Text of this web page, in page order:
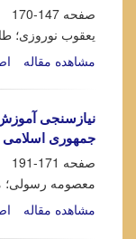
صفحه 147-170
یعقوب نوروزی؛
مشاهده مقاله
نیازسنجی
جمهوری اسلامی
صفحه 171-191
معصومه رسولی؛
مشاهده مقاله